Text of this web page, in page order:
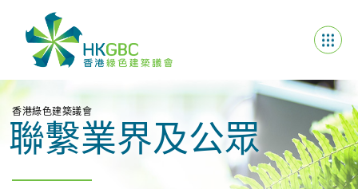
香港綠色建築議會
聯繫業界及公眾